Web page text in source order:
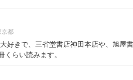
京都
好きで、三省堂書店神田本店や、旭屋
くらい読みます。